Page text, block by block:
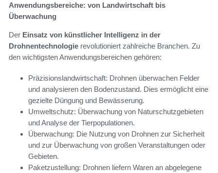
Anwendungsbereiche: von Landwirtschaft bis
Überwachung
Der Einsatz von künstlicher Intelligenz in der
Drohnentechnologie revolutioniert zahlreiche Branchen. Zu
den wichtigsten Anwendungsbereichen gehören:
Präzisionslandwirtschaft: Drohnen überwachen Felder
und analysieren den Bodenzustand. Dies ermöglicht eine
gezielte Düngung und Bewässerung.
Umweltschutz: Überwachung von Naturschutzgebieten
und Analyse der Tierpopulationen.
Überwachung: Die Nutzung von Drohnen zur Sicherheit
und zur Überwachung von großen Veranstaltungen oder
Gebieten.
Paketzustellung: Drohnen liefern Waren an abgelegene